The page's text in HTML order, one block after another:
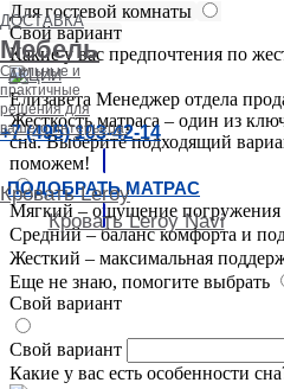
Для гостевой комнаты
Свой вариант
Какие у вас предпочтения по
Елизавета Менеджер отдела
Жесткость матраса – один из
сна. Выберите подходящий
поможем!
Мягкий – ощущение погружения
Средний – баланс комфорта и
Жесткий – максимальная
Еще не знаю, помогите выбрать
Свой вариант
Свой вариант
Какие у вас есть особенности
ДОСТАВКА
АКЦИИ
+7 (495) 103-42-14
ПОДОБРАТЬ МАТРАС
Мебель
Стильные и
практичные
решения для
вашего интерьера.
Кровать Leroy
Кровать Leroy Navi